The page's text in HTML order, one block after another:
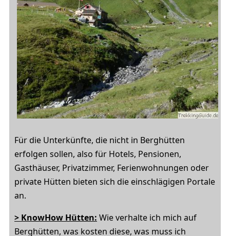
Für die Unterkünfte, die nicht in Berghütten
erfolgen sollen, also für Hotels, Pensionen,
Gasthäuser, Privatzimmer, Ferienwohnungen oder
private Hütten bieten sich die einschlägigen Portale
an.
> KnowHow Hütten: Wie verhalte ich mich auf
Berghütten, was kosten diese, was muss ich